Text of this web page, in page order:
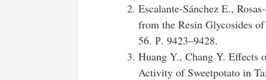
Escalante-Sánchez E.,
from the Resin Glycosides
56. Р. 9423–9428.
Huang Y., Chang Y. Effects
Activity of Sweetpotato in